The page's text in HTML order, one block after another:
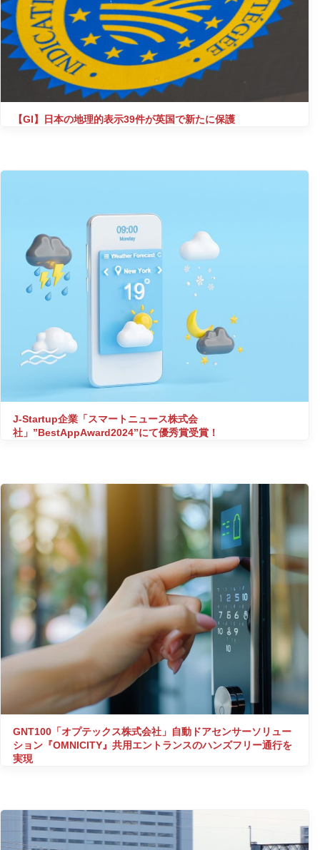
【GI】日本の地理的表示39件が英国で新たに保護
J-Startup企業「スマートニュース株式会
社」”BestAppAward2024”にて優秀賞受賞！
GNT100「オプテックス株式会社」自動ドアセンサーソリュー
ション『OMNICITY』共用エントランスのハンズフリー通行を
実現